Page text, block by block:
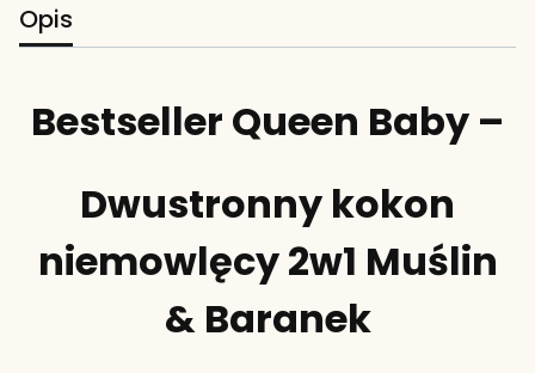
Opis
Bestseller Queen Baby –
Dwustronny kokon
niemowlęcy 2w1 Muślin
& Baranek